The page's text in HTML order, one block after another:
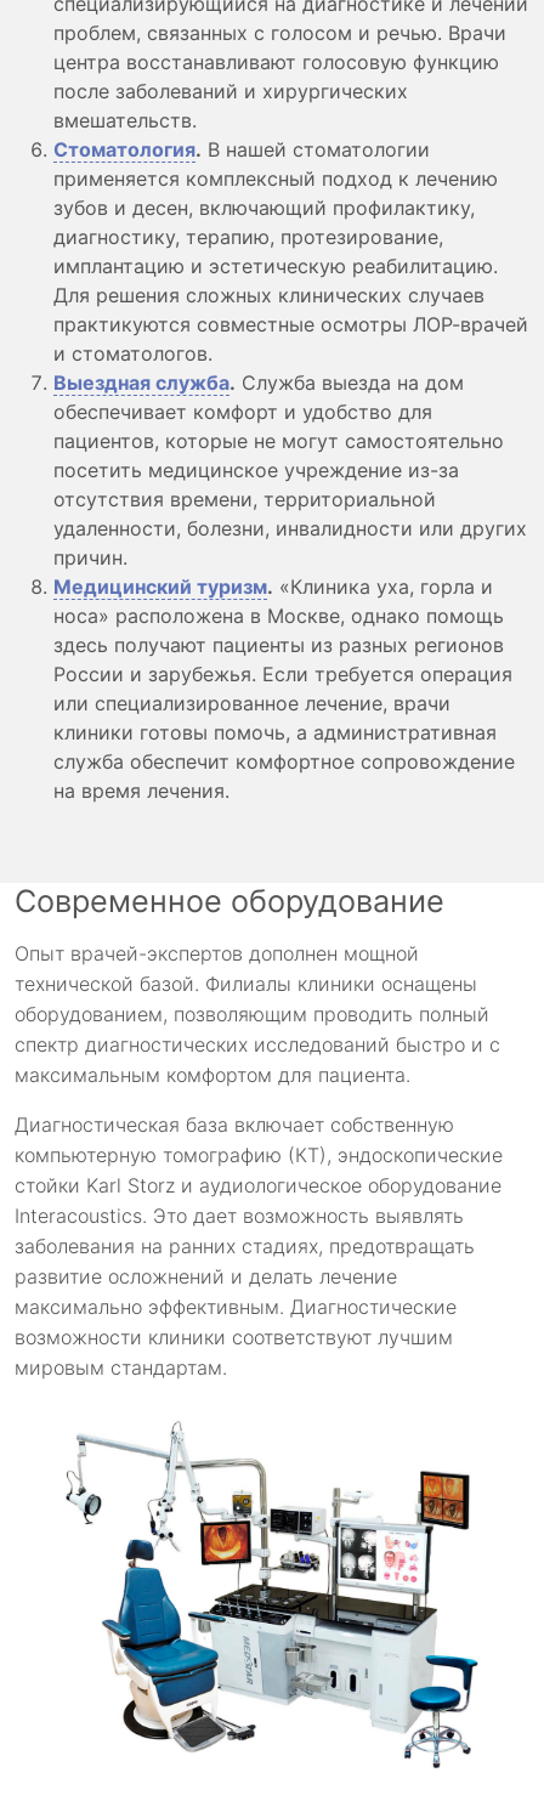
проблем, связанных с голосом и речью. Врачи
центра восстанавливают голосовую функцию
после заболеваний и хирургических
вмешательств.
Стоматология. В нашей стоматологии
применяется комплексный подход к лечению
зубов и десен, включающий профилактику,
диагностику, терапию, протезирование,
имплантацию и эстетическую реабилитацию.
Для решения сложных клинических случаев
практикуются совместные осмотры ЛОР-врачей
и стоматологов.
Выездная служба. Служба выезда на дом
обеспечивает комфорт и удобство для
пациентов, которые не могут самостоятельно
посетить медицинское учреждение из-за
отсутствия времени, территориальной
удаленности, болезни, инвалидности или других
причин.
Медицинский туризм. «Клиника уха, горла и
носа» расположена в Москве, однако помощь
здесь получают пациенты из разных регионов
России и зарубежья. Если требуется операция
или специализированное лечение, врачи
клиники готовы помочь, а административная
служба обеспечит комфортное сопровождение
на время лечения.
Современное оборудование
Опыт врачей-экспертов дополнен мощной
технической базой. Филиалы клиники оснащены
оборудованием, позволяющим проводить полный
спектр диагностических исследований быстро и с
максимальным комфортом для пациента.
Диагностическая база включает собственную
компьютерную томографию (КТ), эндоскопические
стойки Karl Storz и аудиологическое оборудование
Interacoustics. Это дает возможность выявлять
заболевания на ранних стадиях, предотвращать
развитие осложнений и делать лечение
максимально эффективным. Диагностические
возможности клиники соответствуют лучшим
мировым стандартам.